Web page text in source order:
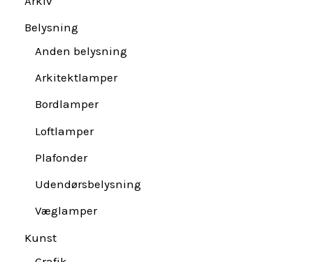
Belysning
Anden belysning
Arkitektlamper
Bordlamper
Loftlamper
Plafonder
Udendørsbelysning
Væglamper
Kunst